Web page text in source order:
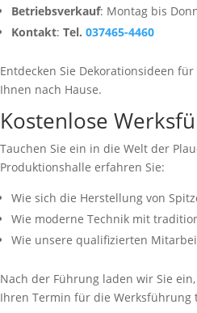
Betriebsverkauf: Montag bis
Kontakt: Tel. 037465-4460
Entdecken Sie Dekorationsideen
Ihnen nach Hause.
Kostenlose
Tauchen Sie ein in die Welt der
Produktionshalle erfahren Sie:
Wie sich die Herstellung von
Wie moderne Technik mit
Wie unsere qualifizierten
Nach der Führung laden wir Sie
Ihren Termin für die Werksführung